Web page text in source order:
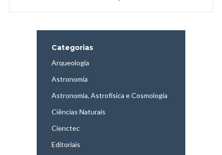
Categorias
Arqueologia
Astronomia
Astronomia, Astrofísica e Cosmologia
Ciências Naturais
Cienctec
Editoriais